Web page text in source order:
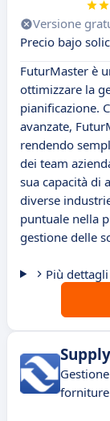
Versione
Precio bajo
FuturMaster è
ottimizzare la
pianificazione.
avanzate,
rendendo
dei team
sua capacità di
diverse
puntuale nella
gestione delle
Più dettagli